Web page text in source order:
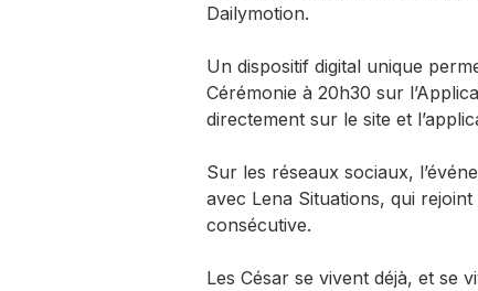
Dailymotion.
Un dispositif digital unique
Cérémonie à 20h30 sur
directement sur le site et
Sur les réseaux sociaux,
avec Lena Situations, qui
consécutive.
Les César se vivent déjà, et se